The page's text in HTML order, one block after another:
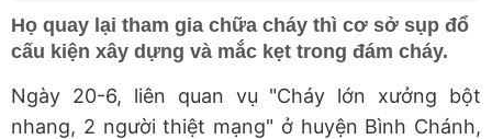
Họ quay lại tham gia chữa cháy thì cơ sở sụp đổ
cấu kiện xây dựng và mắc kẹt trong đám cháy.
Ngày 20-6, liên quan vụ "Cháy lớn xưởng bột
nhang, 2 người thiệt mạng" ở huyện Bình Chánh,